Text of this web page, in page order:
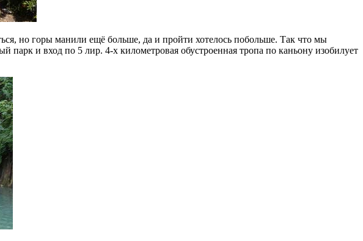
но горы манили ещё больше, да и пройти хотелось побольше. Так что мы
и вход по 5 лир. 4-х километровая обустроенная тропа по каньону изобилует